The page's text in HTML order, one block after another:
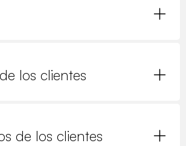
los clientes
de los clientes